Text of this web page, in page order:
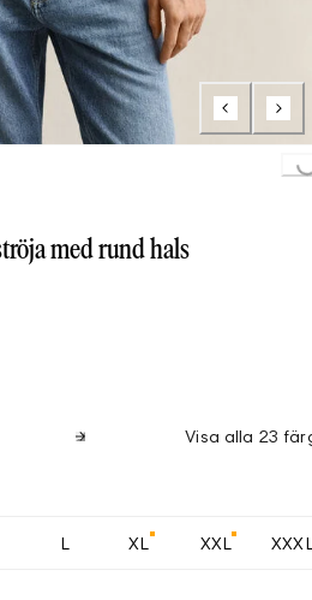
Loading...
med rund hals
Visa alla 23
L XL XXL